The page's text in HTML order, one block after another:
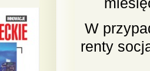
W
renty